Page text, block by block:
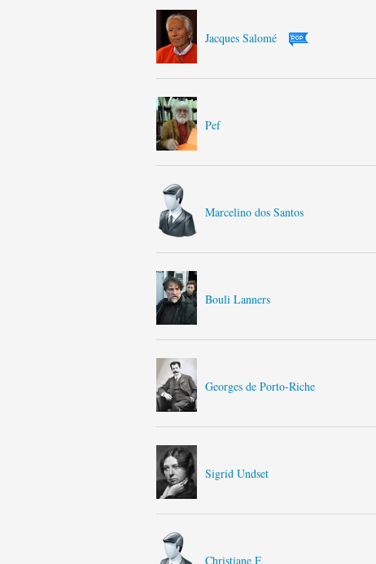
Jacques Salomé
Pef
Marcelino dos Santos
Bouli Lanners
Georges de Porto-Riche
Sigrid Undset
Christiane F.